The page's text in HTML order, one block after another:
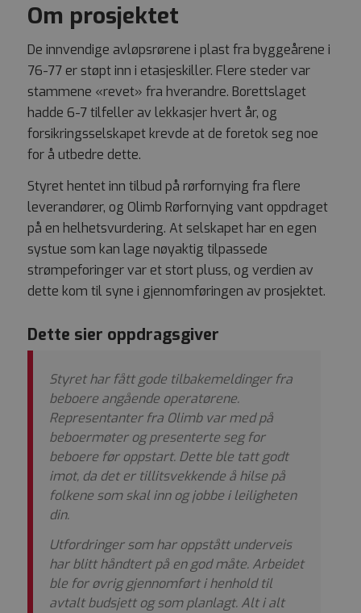
Om prosjektet
De innvendige avløpsrørene i plast fra byggeårene i
76-77 er støpt inn i etasjeskiller. Flere steder var
stammene «revet» fra hverandre. Borettslaget
hadde 6-7 tilfeller av lekkasjer hvert år, og
forsikringsselskapet krevde at de foretok seg noe
for å utbedre dette.
Styret hentet inn tilbud på rørfornying fra flere
leverandører, og Olimb Rørfornying vant oppdraget
på en helhetsvurdering. At selskapet har en egen
systue som kan lage nøyaktig tilpassede
strømpeforinger var et stort pluss, og verdien av
dette kom til syne i gjennomføringen av prosjektet.
Dette sier oppdragsgiver
Styret har fått gode tilbakemeldinger fra
beboere angående operatørene.
Representanter fra Olimb var med på
beboermøter og presenterte seg for
beboere før oppstart. Dette ble tatt godt
imot, da det er tillitsvekkende å hilse på
folkene som skal inn og jobbe i leiligheten
din.
Utfordringer som har oppstått underveis
har blitt håndtert på en god måte. Arbeidet
ble for øvrig gjennomført i henhold til
avtalt budsjett og som planlagt. Alt i alt